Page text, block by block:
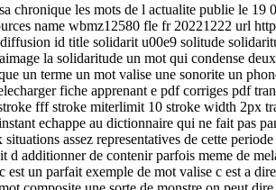
chronique les mots de l actualite publie le 19
name wbmz12580 fle fr 20221222 url
id title solidarit u00e9 solitude
la solidaritude un mot qui condense
un terme un mot valise une sonorite un
fiche apprenant e pdf corriges pdf
fff stroke miterlimit 10 stroke width 2px
echappe au dictionnaire qui ne fait pas
assez representatives de cette
additionner de contenir parfois meme de
un parfait exemple de mot valise c est a